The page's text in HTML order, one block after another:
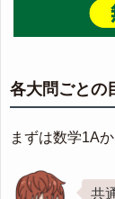
各大問ごとの
まずは数学1A
共